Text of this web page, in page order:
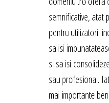
semnificative, atat
pentru utilizatorii
sa isi
si sa isi
sau profesional.
mai importante